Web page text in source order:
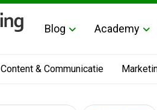
Blog Academy
Content & Communicatie